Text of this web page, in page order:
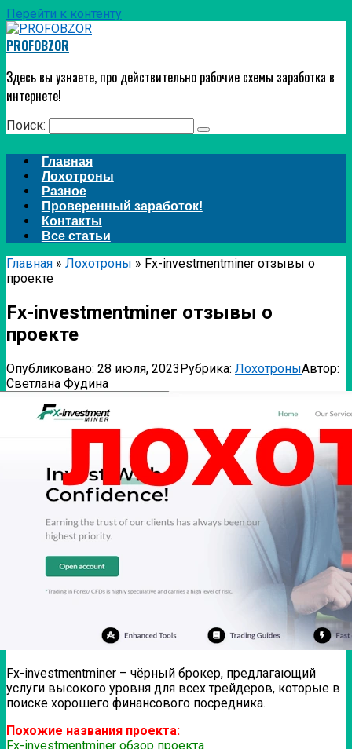
Перейти к контенту
PROFOBZOR
Здесь вы узнаете, про действительно рабочие схемы заработка в
интернете!
Поиск:
Главная
Лохотроны
Разное
Проверенный заработок!
Контакты
Все статьи
Главная » Лохотроны » Fx-investmentminer отзывы о
проекте
Fx-investmentminer отзывы о
проекте
Опубликовано: 28 июля, 2023Рубрика: ЛохотроныАвтор:
Светлана Фудина
Fx-investmentminer – чёрный брокер, предлагающий
услуги высокого уровня для всех трейдеров, которые в
поиске хорошего финансового посредника.
Похожие названия проекта:
Fx-investmentminer обзор проекта